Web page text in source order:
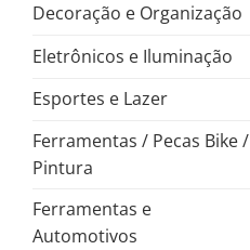
Decoração e Organização
Eletrônicos e Iluminação
Esportes e Lazer
Ferramentas / Pecas Bike /
Pintura
Ferramentas e
Automotivos